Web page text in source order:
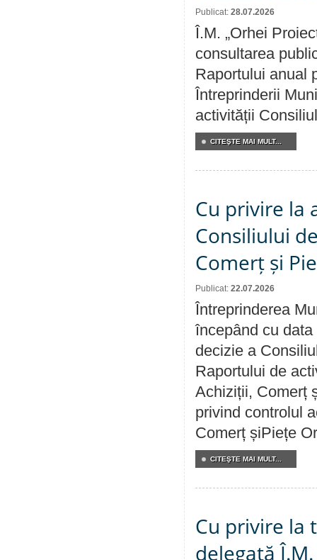
Publicat: 28.07.2026
Î.M. „Orhei
consultarea
Raportului anual
Întreprinderii
activității
CITEŞTE MAI MULT...
Cu privire la
Consiliului
Comerț și
Publicat: 22.07.2026
Întreprinderea
începând cu
decizie a
Raportului de
Achiziții, Comerț
privind controlul
Comerț șiPiețe
CITEŞTE MAI MULT...
Cu privire la
delegată